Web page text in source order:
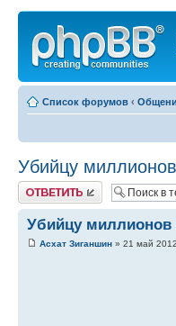
Список форумов ‹
Убийцу
Ответить
Убийцу миллионов
Асхат Зиганшин » 21 май